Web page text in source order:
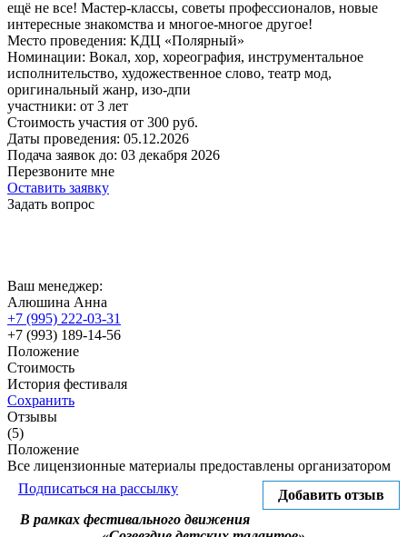
ещё не все! Мастер-классы, советы профессионалов, новые
интересные знакомства и многое-многое другое!
Место проведения: КДЦ «Полярный»
Номинации: Вокал, хор, хореография, инструментальное
исполнительство, художественное слово, театр мод,
оригинальный жанр, изо-дпи
участники: от 3 лет
Стоимость участия от 300 руб.
Даты проведения: 05.12.2026
Подача заявок до: 03 декабря 2026
Перезвоните мне
Оставить заявку
Задать вопрос
Ваш менеджер:
Алюшина Анна
+7 (995) 222-03-31
+7 (993) 189-14-56
Положение
Стоимость
История фестиваля
Сохранить
Отзывы
(5)
Положение
Все лицензионные материалы предоставлены организатором
Добавить отзыв
Подписаться на рассылку
В рамках фестивального движения